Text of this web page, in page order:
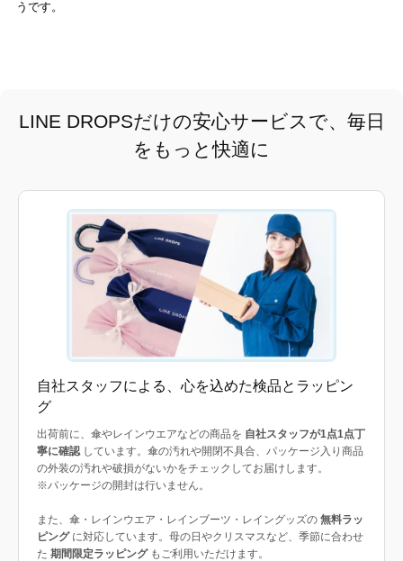
うです。
LINE DROPSだけの安心サービスで、毎日
をもっと快適に
自社スタッフによる、心を込めた検品とラッピン
グ
出荷前に、傘やレインウエアなどの商品を 自社スタッフが1点1点丁
寧に確認 しています。傘の汚れや開閉不具合、パッケージ入り商品
の外装の汚れや破損がないかをチェックしてお届けします。
※パッケージの開封は行いません。
また、傘・レインウエア・レインブーツ・レイングッズの 無料ラッ
ピングに対応しています。母の日やクリスマスなど、季節に合わせ
た 期間限定ラッピングもご利用いただけます。